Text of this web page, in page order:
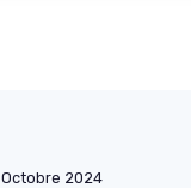
Octobre 2024